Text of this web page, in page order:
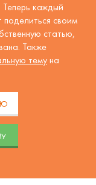
Теперь каждый
поделиться своим
статью,
Также
тему на